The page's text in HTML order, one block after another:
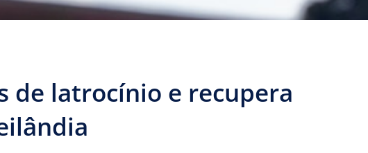
de latrocínio e recupera